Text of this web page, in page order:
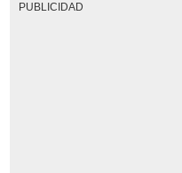
PUBLICIDAD